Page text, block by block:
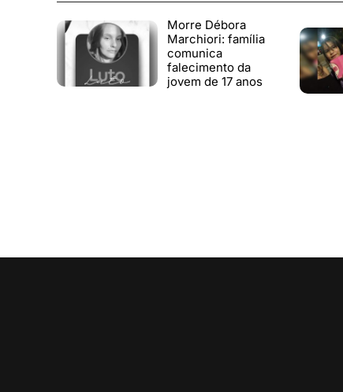
Morre Débora
Marchiori: família
comunica
falecimento da
jovem de 17 anos